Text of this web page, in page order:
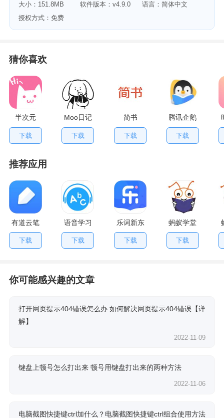
大小：151.8MB 软件版本：v4.9.0
语言：简体中文
授权方式：免费
猜你喜欢
半次元
下载
Moo日记
下载
简书
下载
腾讯企鹅
辅导app
下载
推荐应用
有道云笔
记
下载
语音学习
系统app
下载
乐词新东
方app
下载
蚂蚁学堂
下载
你可能感兴趣的文章
打开网页提示404错误怎么办 如何解决网页提示404错误【详
解】
2022-11-09
键盘上顿号怎么打出来 顿号用键盘打出来的两种方法
2022-11-06
电脑截图快捷键ctrl加什么？电脑截图快捷键ctrl组合使用方法